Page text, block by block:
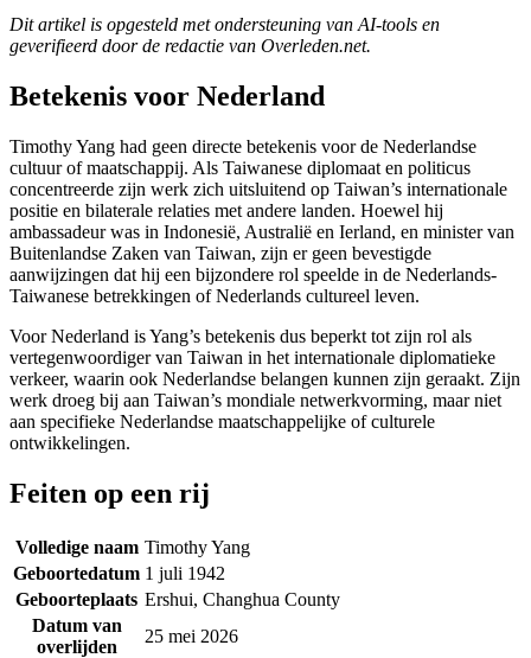
Dit artikel is opgesteld met ondersteuning van AI-tools en
geverifieerd door de redactie van Overleden.net.
Betekenis voor Nederland
Timothy Yang had geen directe betekenis voor de Nederlandse
cultuur of maatschappij. Als Taiwanese diplomaat en politicus
concentreerde zijn werk zich uitsluitend op Taiwan’s internationale
positie en bilaterale relaties met andere landen. Hoewel hij
ambassadeur was in Indonesië, Australië en Ierland, en minister van
Buitenlandse Zaken van Taiwan, zijn er geen bevestigde
aanwijzingen dat hij een bijzondere rol speelde in de Nederlands-
Taiwanese betrekkingen of Nederlands cultureel leven.
Voor Nederland is Yang’s betekenis dus beperkt tot zijn rol als
vertegenwoordiger van Taiwan in het internationale diplomatieke
verkeer, waarin ook Nederlandse belangen kunnen zijn geraakt. Zijn
werk droeg bij aan Taiwan’s mondiale netwerkvorming, maar niet
aan specifieke Nederlandse maatschappelijke of culturele
ontwikkelingen.
Feiten op een rij
Volledige naam Timothy Yang
Geboortedatum 1 juli 1942
Geboorteplaats Ershui, Changhua County
Datum van
overlijden
25 mei 2026